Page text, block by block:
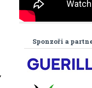
Sponzoři a